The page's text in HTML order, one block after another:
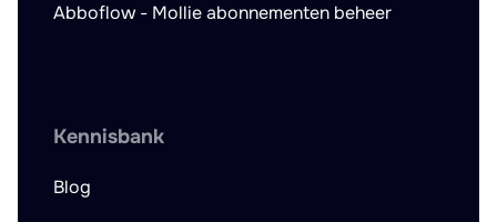
Abboflow - Mollie abonnementen beheer
Kennisbank
Blog